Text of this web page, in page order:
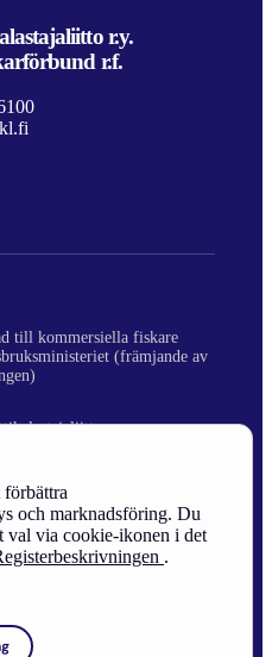
och marknadsföring. Du
val via cookie-ikonen i det
.
r.y.
r.f.
till kommersiella fiskare
(främjande av
ry.